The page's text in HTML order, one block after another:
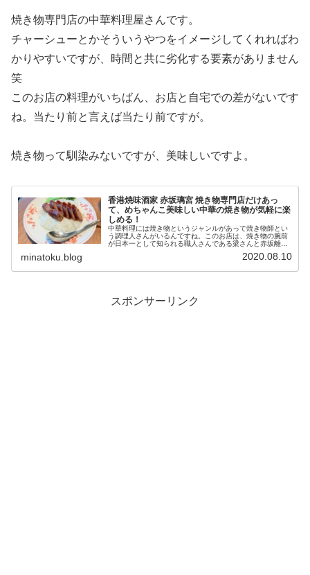
焼き物専門店の中華料理屋さんです。
チャーシューとかそういうやつをイメージしてくれればわ
かりやすいですが、時間と共に劣化する要素がありません
笑
このお店の料理がいちばん、お店と自宅での差がないです
ね。当たり前と言えば当たり前ですが。
焼き物って馴染みないですが、美味しいですよ。
香港焼味酒家 赤坂璃宮 焼き物専門店だけあっ
て、めちゃんこ美味しい中華の焼き物が気軽に楽
しめる！
中華料理には焼き物というジャンルがあって焼き物師とい
う調理人さんがいるんですね。このお店は、焼き物の腕前
が日本一として知られる職人さんである梁さんと赤坂離宮
minatoku.blog 2020.08.10
スポンサーリンク